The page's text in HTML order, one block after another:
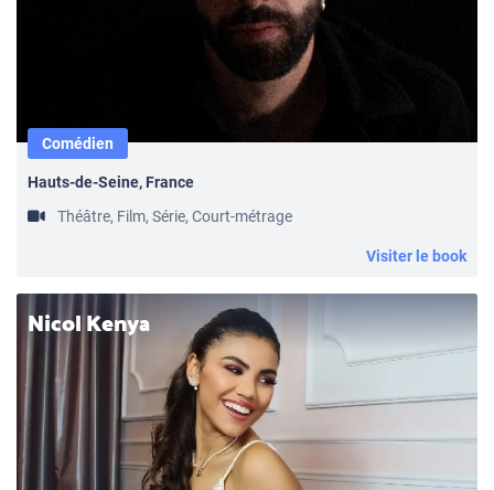
Comédien
Hauts-de-Seine, France
Théâtre, Film, Série, Court-métrage
Visiter le book
Nicol Kenya